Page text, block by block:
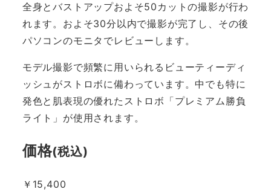
全身とバストアップおよそ50カットの撮影が行わ
れます。およそ30分以内で撮影が完了し、その後
パソコンのモニタでレビューします。
モデル撮影で頻繁に用いられるビューティーディ
ッシュがストロボに備わっています。中でも特に
発色と肌表現の優れたストロボ「プレミアム勝負
ライト」が使用されます。
価格(税込)
￥15,400